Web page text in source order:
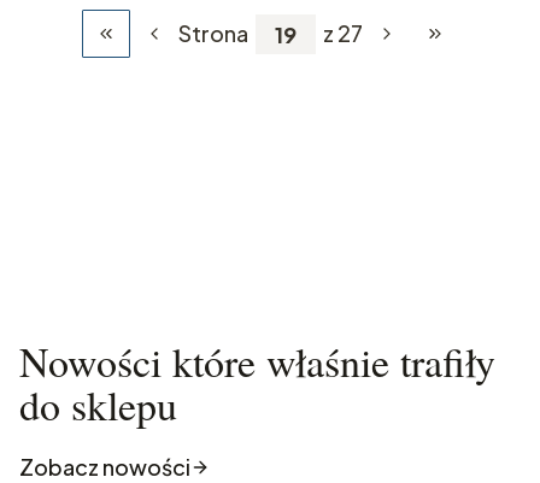
Wróć do pierwszej strony z produktami
Strona z 27 Przejdź do
Nowości które właśnie trafiły
do sklepu
Zobacz nowości